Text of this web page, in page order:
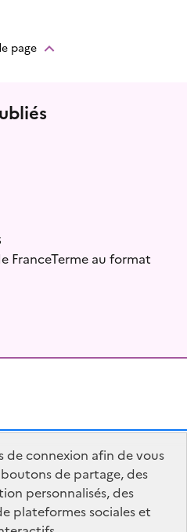
page
FranceTerme au format
Qui sommes-nous ?
améliorer les services
de connexion afin de vous
de partage, des
personnalisés, des
plateformes sociales et